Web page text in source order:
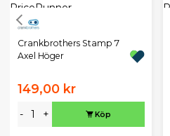
Crankbrothers Stamp 7
Axel Höger
149,00 kr
- + Köp